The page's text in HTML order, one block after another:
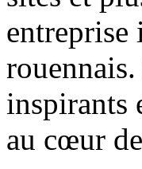
entreprise
inspirants
au cœur